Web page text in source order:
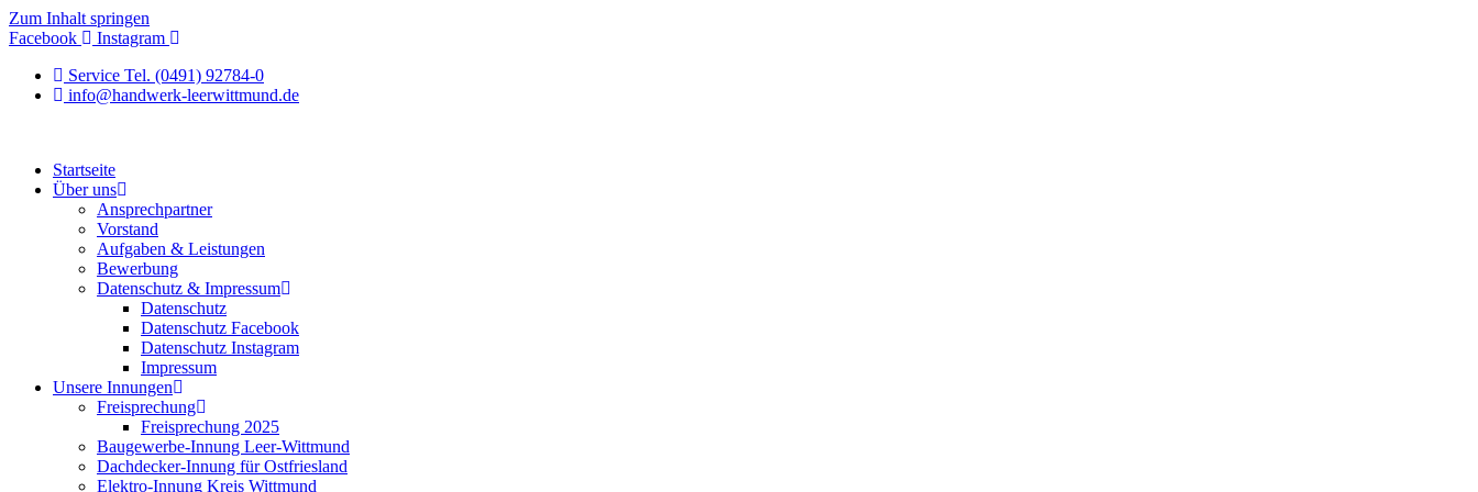
Zum Inhalt springen
Facebook
Instagram
Service Tel. (0491) 92784-0
info@handwerk-leerwittmund.de
Startseite
Über uns
Ansprechpartner
Vorstand
Aufgaben & Leistungen
Bewerbung
Datenschutz & Impressum
Datenschutz
Datenschutz Facebook
Datenschutz Instagram
Impressum
Unsere Innungen
Freisprechung
Freisprechung 2025
Baugewerbe-Innung Leer-Wittmund
Dachdecker-Innung für Ostfriesland
Elektro-Innung Kreis Wittmund